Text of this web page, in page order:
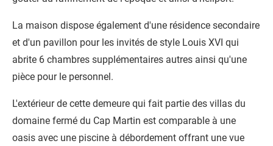
La maison dispose également d'une résidence secondaire
et d'un pavillon pour les invités de style Louis XVI qui
abrite 6 chambres supplémentaires autres ainsi qu'une
pièce pour le personnel.
L'extérieur de cette demeure qui fait partie des villas du
domaine fermé du Cap Martin est comparable à une
oasis avec une piscine à débordement offrant une vue